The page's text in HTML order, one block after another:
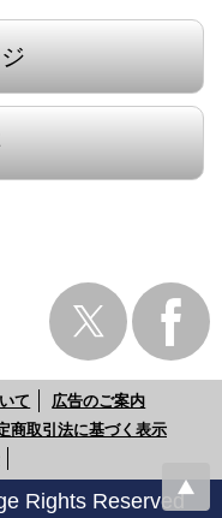
て
広告のご案内
商取引法に基づく表示
Rights Reserved